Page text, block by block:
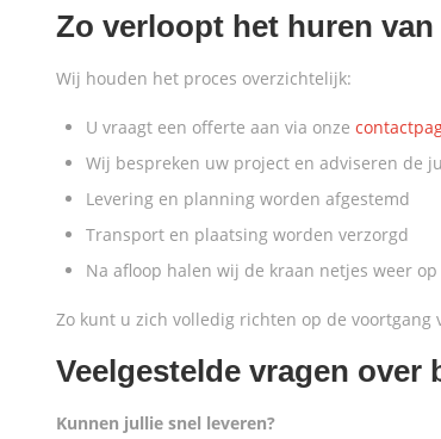
Zo verloopt het huren
Wij houden het proces overzichtelijk:
U vraagt een offerte aan via onze
Wij bespreken uw project en adviseren de
Levering en planning worden afgestemd
Transport en plaatsing worden verzorgd
Na afloop halen wij de kraan netjes weer op
Zo kunt u zich volledig richten op de voortgang
Veelgestelde vragen
Kunnen jullie snel leveren?